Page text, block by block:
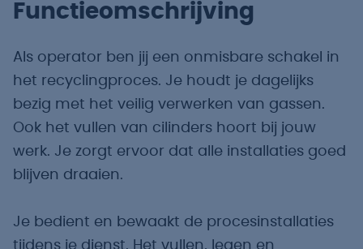
Functieomschrijving
Als operator ben jij een onmisbare schakel in
het recyclingproces. Je houdt je dagelijks
bezig met het veilig verwerken van gassen.
Ook het vullen van cilinders hoort bij jouw
werk. Je zorgt ervoor dat alle installaties goed
blijven draaien.
Je bedient en bewaakt de procesinstallaties
tijdens je dienst. Het vullen, legen en